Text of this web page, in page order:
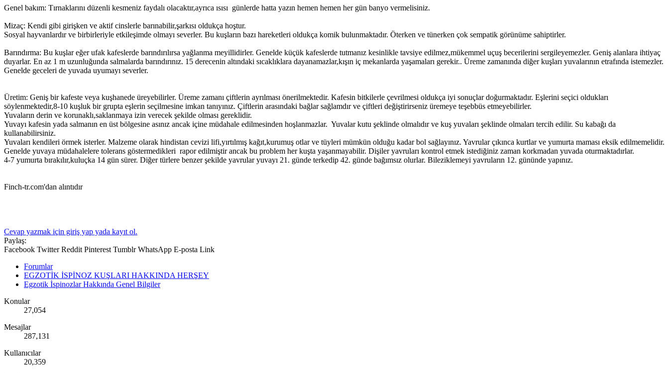
Genel bakım: Tırnaklarını düzenli kesmeniz faydalı olacaktır,ayrıca ısısı günlerde hatta yazın hemen hemen her gün banyo vermelisiniz.
Mizaç: Kendi gibi girişken ve aktif cinslerle barınabilir,şarkısı oldukça hoştur.
Sosyal hayvanlardır ve birbirleriyle etkileşimde olmayı severler. Bu kuşların bazı hareketleri oldukça komik bulunmaktadır. Öterken ve tünerken çok sempatik görünüme sahiptirler.
Barındırma: Bu kuşlar eğer ufak kafeslerde barındırılırsa yağlanma meyillidirler. Genelde küçük kafeslerde tutmanız kesinlikle tavsiye edilmez,mükemmel uçuş becerilerini sergileyemezler. Geniş alanlara ihtiyaç
duyarlar. En az 1 m uzunluğunda salmalarda barındırınız. 15 derecenin altındaki sıcaklıklara dayanamazlar,kışın iç mekanlarda yaşamaları gerekir.. Üreme zamanında diğer kuşları yuvalarının etrafında istemezler.
Genelde geceleri de yuvada uyumayı severler.
Üretim: Geniş bir kafeste veya kuşhanede üreyebilirler. Üreme zamanı çiftlerin ayrılması önerilmektedir. Kafesin bitkilerle çevrilmesi oldukça iyi sonuçlar doğurmaktadır. Eşlerini seçici oldukları
söylenmektedir,8-10 kuşluk bir grupta eşlerin seçilmesine imkan tanıyınız. Çiftlerin arasındaki bağlar sağlamdır ve çiftleri değiştirirseniz üremeye teşebbüs etmeyebilirler.
Yuvaların derin ve korunaklı,saklanmaya izin verecek şekilde olması gereklidir.
Yuvayı kafesin yada salmanın en üst bölgesine asınız ancak içine müdahale edilmesinden hoşlanmazlar. Yuvalar kutu şeklinde olmalıdır ve kuş yuvaları şeklinde olmaları tercih edilir. Su kabağı da
kullanabilirsiniz.
Yuvaları kendileri örmek isterler. Malzeme olarak hindistan cevizi lifi,yırtılmış kağıt,kurumuş otlar ve tüyleri mümkün olduğu kadar bol sağlayınız. Yavrular çıkınca kurtlar ve yumurta maması eksik edilmemelidir.
Genelde yuvaya müdahalelere tolerans göstermedikleri rapor edilmiştir ancak bu problem her kuşta yaşanmayabilir. Dişiler yavruları kontrol etmek istediğiniz zaman korkmadan yuvada oturmaktadırlar.
4-7 yumurta bırakılır,kuluçka 14 gün sürer. Diğer türlere benzer şekilde yavrular yuvayı 21. günde terkedip 42. günde bağımsız olurlar. Bileziklemeyi yavruların 12. gününde yapınız.
Finch-tr.com'dan alıntıdır
Cevap yazmak için giriş yap yada kayıt ol.
Paylaş:
Facebook Twitter Reddit Pinterest Tumblr WhatsApp E-posta Link
Forumlar
EGZOTİK İSPİNOZ KUŞLARI HAKKINDA HERŞEY
Egzotik İspinozlar Hakkında Genel Bilgiler
Konular
27,054
Mesajlar
287,131
Kullanıcılar
20,359